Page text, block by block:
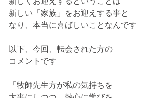
新しい「家族」をお迎えする事と
なり、本当に喜ばしいことなんです
以下、今回、転会された方の
コメントです
「牧師先生方が私の気持ちを